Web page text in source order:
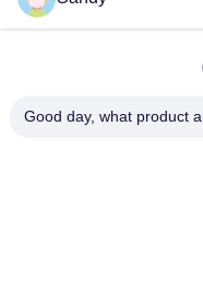
Équipement de test
Équipement d'essai
Good day, what product